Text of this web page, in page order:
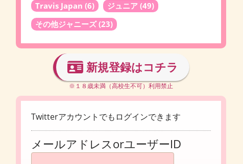
Travis Japan (6) ジュニア (49)
その他ジャニーズ(23)
新規登録はコチラ
※１８歳未満（高校生不可）利用禁止
Twitterアカウントでもログインできます
メールアドレスorユーザーID